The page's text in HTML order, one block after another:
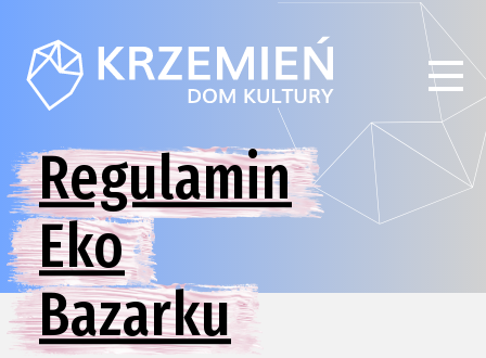
Regulamin
Eko
Bazarku